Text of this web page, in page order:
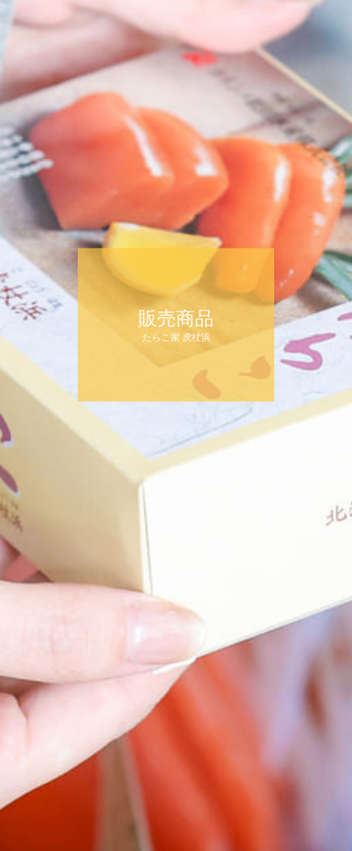
販売商品
たらこ家 虎杖浜